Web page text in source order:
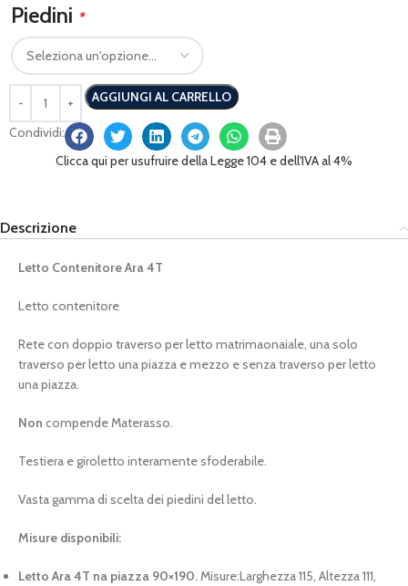
Piedini *
AGGIUNGI AL CARRELLO
Condividi:
Clicca qui per usufruire della Legge 104 e dell'IVA al 4%
Descrizione
Letto Contenitore Ara 4T
Letto contenitore
Rete con doppio traverso per letto matrimaonaiale, una solo
traverso per letto una piazza e mezzo e senza traverso per letto
una piazza.
Non compende Materasso.
Testiera e giroletto interamente sfoderabile.
Vasta gamma di scelta dei piedini del letto.
Misure disponibili:
Letto Ara 4T na piazza 90×190.Misure:Larghezza 115, Altezza 111,